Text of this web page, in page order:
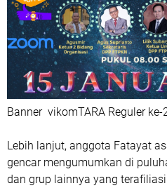
Banner vikomTARA Reguler ke-
Lebih lanjut, anggota Fatayat
gencar mengumumkan di
dan grup lainnya yang